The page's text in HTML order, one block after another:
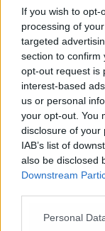
If you wish to
processing of
targeted
section to confirm
opt-out request is
interest-based
us or personal
your opt-out. You
disclosure of your
IAB’s list of
also be disclosed
Downstream
Personal
partire dalla
Aguzzi – per
salvaguardia
mai mollato
soprattutto a
decisioni di
Acquaroli.
©